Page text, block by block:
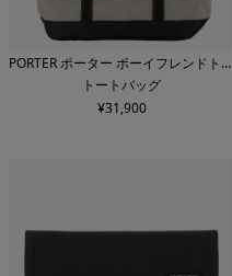
PORTER ポーター ボーイフレンドトー
ト
トートバッグ
¥31,900